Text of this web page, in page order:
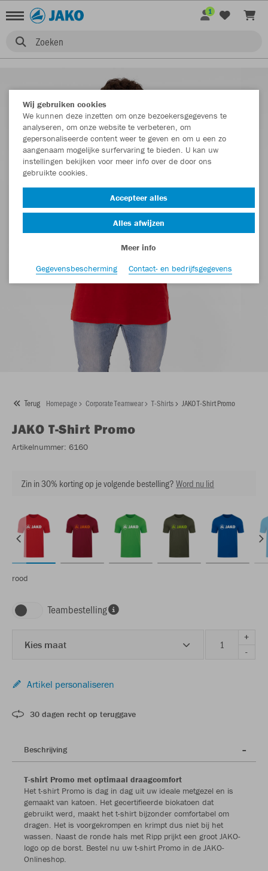
Zoeken
1
Terug Homepage Corporate Teamwear T-Shirts JAKO T-Shirt Promo
JAKO T-Shirt Promo
Artikelnummer: 6160
Zin in 30% korting op je volgende bestelling?Word nu lid
rood
Teambestelling
Kies maat
+
-
Artikel personaliseren
30 dagen recht op teruggave
Beschrijving
T-shirt Promo met optimaal draagcomfort
Het t-shirt Promo is dag in dag uit uw ideale metgezel en is
gemaakt van katoen. Het gecertifieerde biokatoen dat
gebruikt werd, maakt het t-shirt bijzonder comfortabel om
dragen. Het is voorgekrompen en krimpt dus niet bij het
wassen. Naast de ronde hals met Ripp prijkt een groot JAKO-
logo op de borst. Bestel nu uw t-shirt Promo in de JAKO-
Onlineshop.
Wij gebruiken cookies
We kunnen deze inzetten om onze bezoekersgegevens te
analyseren, om onze website te verbeteren, om
gepersonaliseerde content weer te geven en om u een zo
aangenaam mogelijke surfervaring te bieden. U kan uw
instellingen bekijken voor meer info over de door ons
gebruikte cookies.
Accepteer alles
Alles afwijzen
Meer info
Gegevensbescherming
Contact- en bedrijfsgegevens